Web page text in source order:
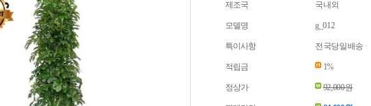
제조국 국내외
모델명 g_012
특이사항 전국당일배송
적립금 1%
정상가 92,000원